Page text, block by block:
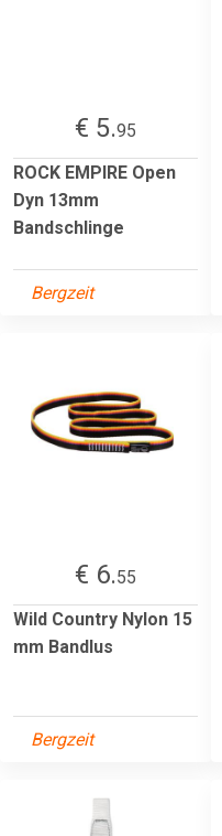
€ 5.95
ROCK EMPIRE Open
Dyn 13mm
Bandschlinge
Bergzeit
€ 6.55
Wild Country Nylon 15
mm Bandlus
Bergzeit